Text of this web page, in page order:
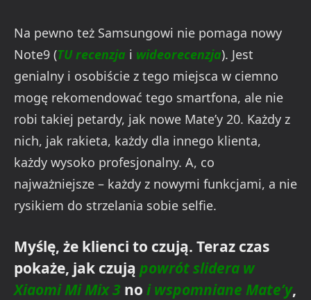
Na pewno też Samsungowi nie pomaga nowy
Note9 (TU recenzja i wideorecenzja). Jest
genialny i osobiście z tego miejsca w ciemno
mogę rekomendować tego smartfona, ale nie
robi takiej petardy, jak nowe Mate’y 20. Każdy z
nich, jak rakieta, każdy dla innego klienta,
każdy wysoko profesjonalny. A, co
najważniejsze – każdy z nowymi funkcjami, a nie
rysikiem do strzelania sobie selfie.
Myślę, że klienci to czują. Teraz czas
pokaże, jak czują powrót slidera w
Xiaomi Mi Mix 3 no i wspomniane Mate’y,